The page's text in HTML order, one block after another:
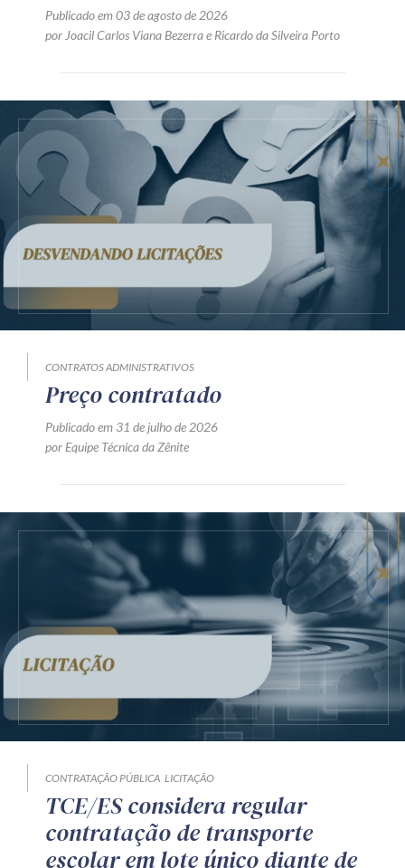
Publicado em 03 de agosto de 2026
por Joacil Carlos Viana Bezerrae Ricardo da Silveira Porto
CONTRATOS ADMINISTRATIVOS
Preço contratado
Publicado em 31 de julho de 2026
por Equipe Técnica da Zênite
CONTRATAÇÃO PÚBLICA LICITAÇÃO
TCE/ES considera regular
contratação de transporte
escolar em lote único diante de